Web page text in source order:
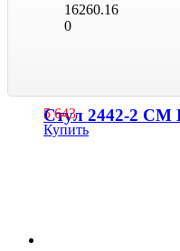
16260.16
0
Стул 2442-2 CM
5 643
Купить